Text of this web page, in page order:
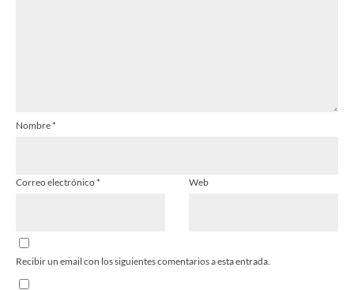
Nombre*
Correo electrónico* Web
Recibir un email con los siguientes comentarios a esta entrada.